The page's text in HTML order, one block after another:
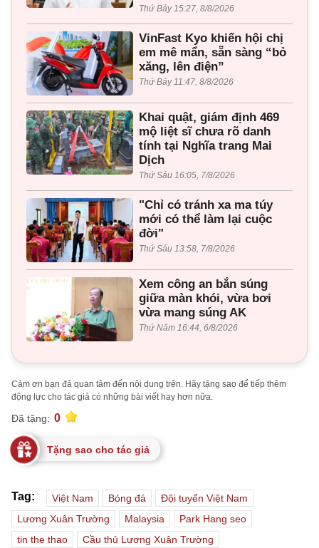
Thứ Bảy 15:27, 8/8/2026
VinFast Kyo khiến hội chị
em mê mẩn, sẵn sàng “bỏ
xăng, lên điện”
Thứ Bảy 11:47, 8/8/2026
Khai quật, giám định 469
mộ liệt sĩ chưa rõ danh
tính tại Nghĩa trang Mai
Dịch
Thứ Sáu 16:05, 7/8/2026
"Chỉ có tránh xa ma túy
mới có thể làm lại cuộc
đời"
Thứ Sáu 13:58, 7/8/2026
Xem công an bắn súng
giữa màn khói, vừa bơi
vừa mang súng AK
Thứ Năm 16:44, 6/8/2026
Cảm ơn bạn đã quan tâm đến nội dung trên. Hãy tặng sao để tiếp thêm
động lực cho tác giả có những bài viết hay hơn nữa.
Đã tặng: 0
Tặng sao cho tác giả
Tag: Việt Nam Bóng đá
Đội tuyển Việt Nam
Lương Xuân Trường
Malaysia
Park Hang seo
tin the thao
Cầu thủ Lương Xuân Trường